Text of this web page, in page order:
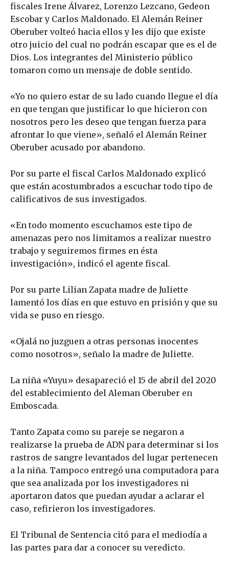
fiscales Irene Álvarez, Lorenzo Lezcano, Gedeon
Escobar y Carlos Maldonado. El Alemán Reiner
Oberuber volteó hacia ellos y les dijo que existe
otro juicio del cual no podrán escapar que es el de
Dios. Los integrantes del Ministerio público
tomaron como un mensaje de doble sentido.
«Yo no quiero estar de su lado cuando llegue el día
en que tengan que justificar lo que hicieron con
nosotros pero les deseo que tengan fuerza para
afrontar lo que viene», señaló el Alemán Reiner
Oberuber acusado por abandono.
Por su parte el fiscal Carlos Maldonado explicó
que están acostumbrados a escuchar todo tipo de
calificativos de sus investigados.
«En todo momento escuchamos este tipo de
amenazas pero nos limitamos a realizar nuestro
trabajo y seguiremos firmes en ésta
investigación», indicó el agente fiscal.
Por su parte Lilian Zapata madre de Juliette
lamentó los días en que estuvo en prisión y que su
vida se puso en riesgo.
«Ojalá no juzguen a otras personas inocentes
como nosotros», señalo la madre de Juliette.
La niña «Yuyu» desapareció el 15 de abril del 2020
del establecimiento del Aleman Oberuber en
Emboscada.
Tanto Zapata como su pareje se negaron a
realizarse la prueba de ADN para determinar si los
rastros de sangre levantados del lugar pertenecen
a la niña. Tampoco entregó una computadora para
que sea analizada por los investigadores ni
aportaron datos que puedan ayudar a aclarar el
caso, refirieron los investigadores.
El Tribunal de Sentencia citó para el mediodía a
las partes para dar a conocer su veredicto.